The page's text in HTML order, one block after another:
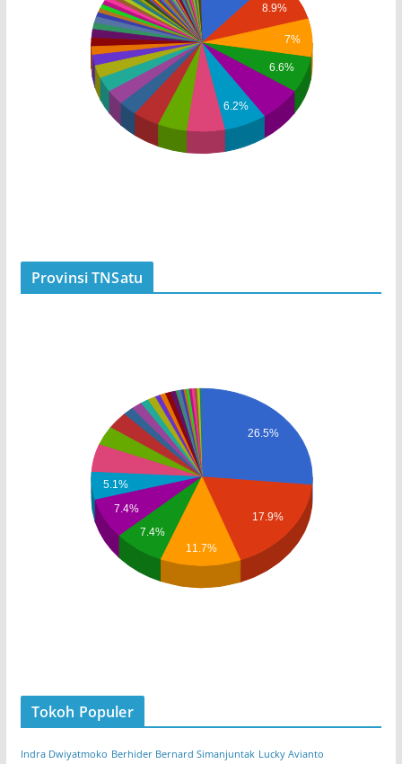
8.9%
7%
6.6%
6.2%
Provinsi TNSatu
26.5%
17.9%
5.1%
7.4%
7.4%
11.7%
Tokoh Populer
Indra Dwiyatmoko Berhider Bernard Simanjuntak Lucky Avianto